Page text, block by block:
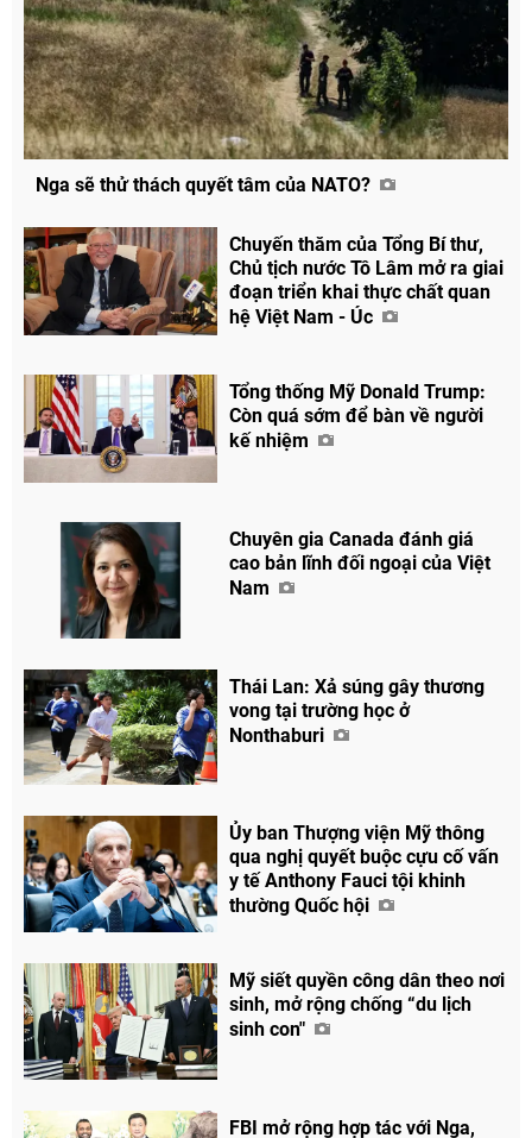
Chia sẻ
Nga sẽ thử thách quyết tâm của NATO?
Chuyến thăm của Tổng Bí thư,
Chủ tịch nước Tô Lâm mở ra giai
đoạn triển khai thực chất quan
hệ Việt Nam - Úc
Tổng thống Mỹ Donald Trump:
Còn quá sớm để bàn về người
kế nhiệm
Chuyên gia Canada đánh giá
cao bản lĩnh đối ngoại của Việt
Nam
Thái Lan: Xả súng gây thương
vong tại trường học ở
Nonthaburi
Ủy ban Thượng viện Mỹ thông
qua nghị quyết buộc cựu cố vấn
y tế Anthony Fauci tội khinh
thường Quốc hội
Mỹ siết quyền công dân theo nơi
sinh, mở rộng chống “du lịch
sinh con"
FBI mở rộng hợp tác với Nga,